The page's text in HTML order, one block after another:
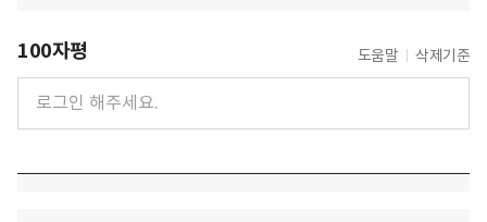
100자평 도움말 삭제기준